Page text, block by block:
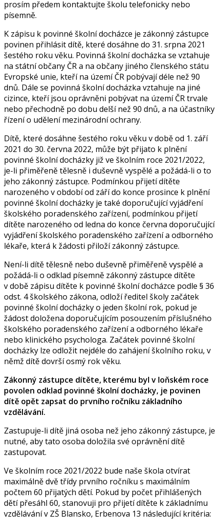
prosím předem kontaktujte školu telefonicky nebo
písemně.
K zápisu k povinné školní docházce je zákonný zástupce
povinen přihlásit dítě, které dosáhne do 31. srpna 2021
šestého roku věku. Povinná školní docházka se vztahuje
na státní občany ČR a na občany jiného členského státu
Evropské unie, kteří na území ČR pobývají déle než 90
dnů. Dále se povinná školní docházka vztahuje na jiné
cizince, kteří jsou oprávněni pobývat na území ČR trvale
nebo přechodně po dobu delší než 90 dnů, a na účastníky
řízení o udělení mezinárodní ochrany.
Dítě, které dosáhne šestého roku věku v době od 1. září
2021 do 30. června 2022, může být přijato k plnění
povinné školní docházky již ve školním roce 2021/2022,
je-li přiměřeně tělesně i duševně vyspělé a požádá-li o to
jeho zákonný zástupce. Podmínkou přijetí dítěte
narozeného v období od září do konce prosince k plnění
povinné školní docházky je také doporučující vyjádření
školského poradenského zařízení, podmínkou přijetí
dítěte narozeného od ledna do konce června doporučující
vyjádření školského poradenského zařízení a odborného
lékaře, která k žádosti přiloží zákonný zástupce.
Není-li dítě tělesně nebo duševně přiměřeně vyspělé a
požádá-li o odklad písemně zákonný zástupce dítěte
v době zápisu dítěte k povinné školní docházce podle § 36
odst. 4 školského zákona, odloží ředitel školy začátek
povinné školní docházky o jeden školní rok, pokud je
žádost doložena doporučujícím posouzením příslušného
školského poradenského zařízení a odborného lékaře
nebo klinického psychologa. Začátek povinné školní
docházky lze odložit nejdéle do zahájení školního roku, v
němž dítě dovrší osmý rok věku.
Zákonný zástupce dítěte, kterému byl v loňském roce
povolen odklad povinné školní docházky, je povinen
dítě opět zapsat do prvního ročníku základního
vzdělávání.
Zastupuje-li dítě jiná osoba než jeho zákonný zástupce, je
nutné, aby tato osoba doložila své oprávnění dítě
zastupovat.
Ve školním roce 2021/2022 bude naše škola otvírat
maximálně dvě třídy prvního ročníku s maximálním
počtem 60 přijatých dětí. Pokud by počet přihlášených
dětí přesáhl 60, stanovuji pro přijetí dítěte k základnímu
vzdělávání v ZŠ Blansko, Erbenova 13 následující kritéria: